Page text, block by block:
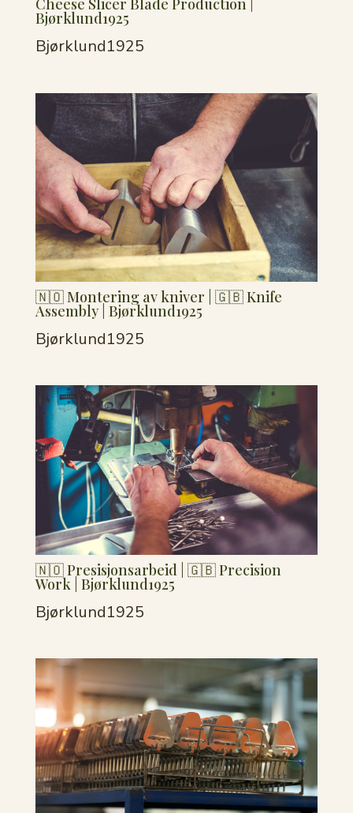
Cheese Slicer Blade Production |
Bjørklund1925
Bjørklund1925
🇳🇴 Montering av kniver | 🇬🇧 Knife
Assembly | Bjørklund1925
Bjørklund1925
🇳🇴 Presisjonsarbeid | 🇬🇧 Precision
Work | Bjørklund1925
Bjørklund1925